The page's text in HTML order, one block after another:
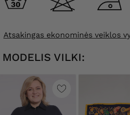
Atsakingas ekonominės veiklos
MODELIS VILKI: